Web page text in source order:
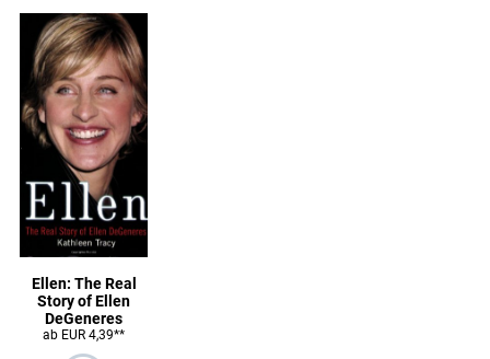
Ellen: The Real
Story of Ellen
DeGeneres
ab EUR 4,39**